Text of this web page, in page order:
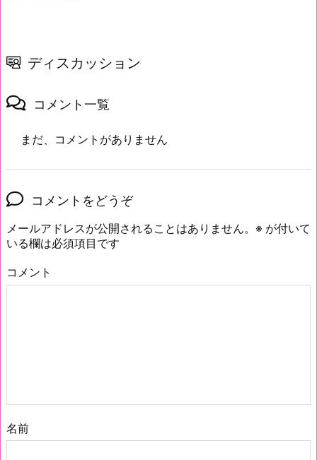
ディスカッション
コメント一覧
まだ、コメントがありません
コメントをどうぞ
メールアドレスが公開されることはありません。 ※ が付いて
いる欄は必須項目です
コメント
名前